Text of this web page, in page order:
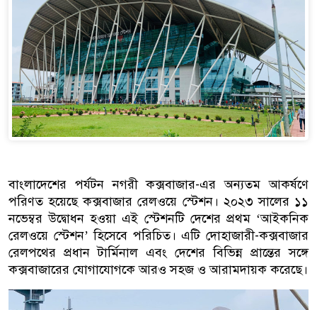
বাংলাদেশের পর্যটন নগরী কক্সবাজার-এর অন্যতম আকর্ষণে
পরিণত হয়েছে কক্সবাজার রেলওয়ে স্টেশন। ২০২৩ সালের ১১
নভেম্বর উদ্বোধন হওয়া এই স্টেশনটি দেশের প্রথম ‘আইকনিক
রেলওয়ে স্টেশন’ হিসেবে পরিচিত। এটি দোহাজারী-কক্সবাজার
রেলপথের প্রধান টার্মিনাল এবং দেশের বিভিন্ন প্রান্তের সঙ্গে
কক্সবাজারের যোগাযোগকে আরও সহজ ও আরামদায়ক করেছে।